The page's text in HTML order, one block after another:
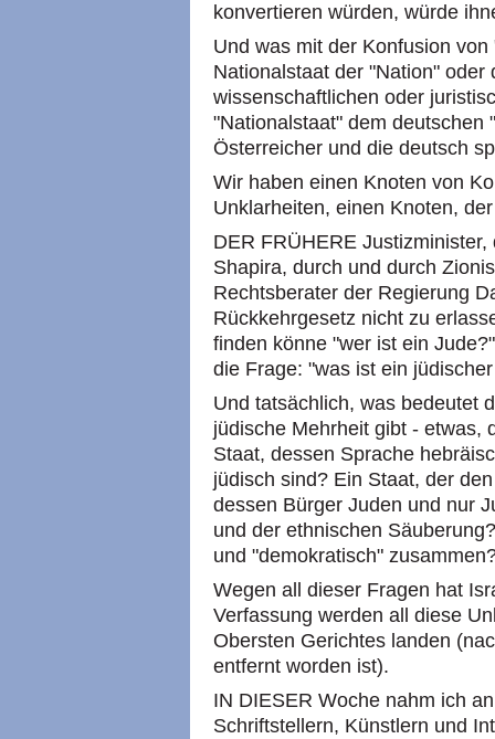
konvertieren würden, würde
Und was mit der Konfusion
Nationalstaat der "Nation" oder
wissenschaftlichen oder
"Nationalstaat" dem deutschen
Österreicher und die deutsch
Wir haben einen Knoten von
Unklarheiten, einen Knoten,
DER FRÜHERE
Shapira, durch und durch
Rechtsberater der Regierung
Rückkehrgesetz nicht zu
finden könne "wer ist ein
die Frage: "was ist ein
Und tatsächlich, was bedeutet
jüdische Mehrheit gibt - etwas,
Staat, dessen Sprache
jüdisch sind? Ein Staat, der
dessen Bürger Juden und nur
und der ethnischen
und "demokratisch"
Wegen all dieser Fragen hat
Verfassung werden all diese
Obersten Gerichtes landen
entfernt worden ist).
IN DIESER Woche nahm ich
Schriftstellern, Künstlern und